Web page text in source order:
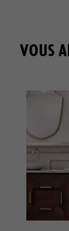
VOUS